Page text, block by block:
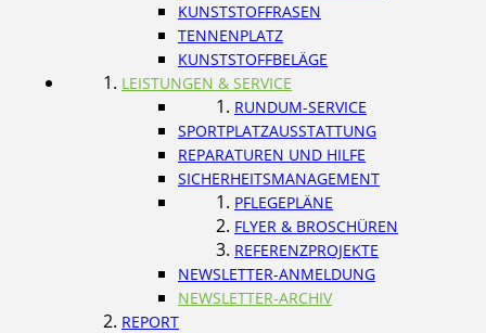
KUNSTSTOFFRASEN
TENNENPLATZ
KUNSTSTOFFBELÄGE
LEISTUNGEN & SERVICE
RUNDUM-SERVICE
SPORTPLATZAUSSTATTUNG
REPARATUREN UND HILFE
SICHERHEITSMANAGEMENT
PFLEGEPLÄNE
FLYER & BROSCHÜREN
REFERENZPROJEKTE
NEWSLETTER-ANMELDUNG
NEWSLETTER-ARCHIV
REPORT